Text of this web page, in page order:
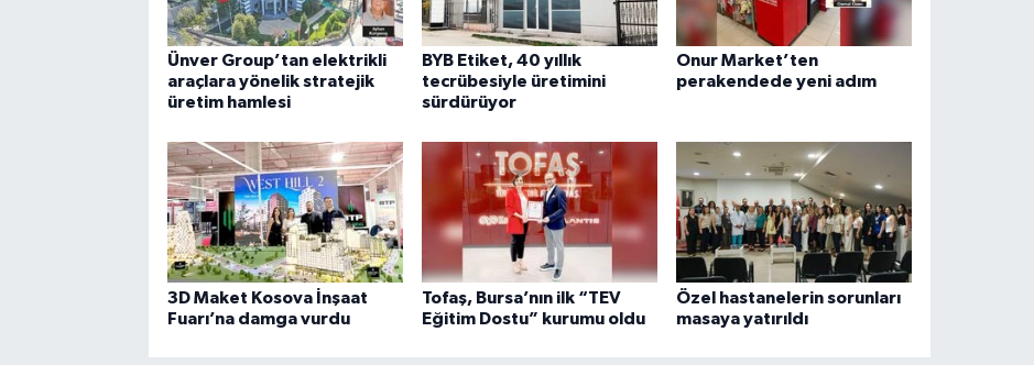
Ünver Group’tan elektrikli
araçlara yönelik stratejik
üretim hamlesi
BYB Etiket, 40 yıllık
tecrübesiyle üretimini
sürdürüyor
Onur Market’ten
perakendede yeni adım
3D Maket Kosova İnşaat
Fuarı’na damga vurdu
Tofaş, Bursa’nın ilk “TEV
Eğitim Dostu” kurumu oldu
Özel hastanelerin sorunları
masaya yatırıldı